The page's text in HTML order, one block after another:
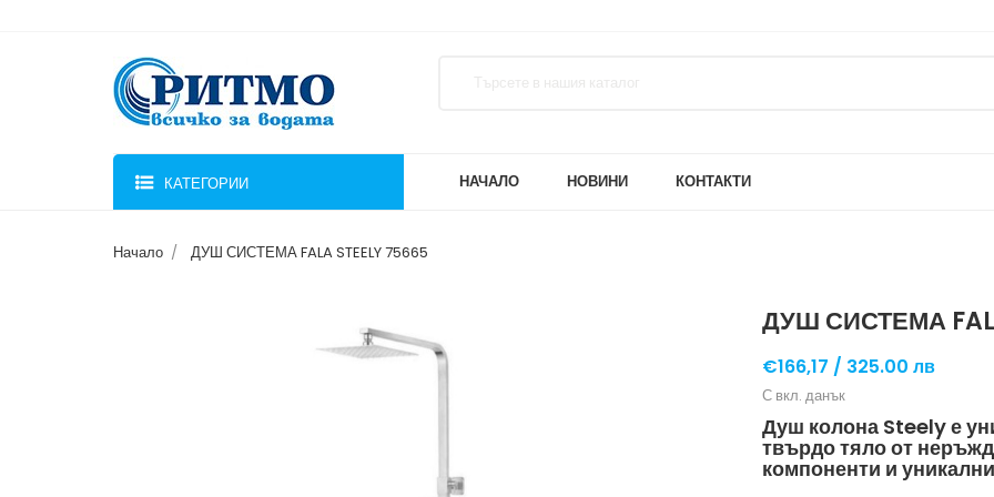
КАТЕГОРИИ НАЧАЛО НОВИНИ КОНТАКТИ
Начало ДУШ СИСТЕМА FALA STEELY 75665
ДУШ СИСТЕМА
€166,17 / 325.00 лв
С вкл. данък
Душ колона Steely е
твърдо тяло от
компоненти и